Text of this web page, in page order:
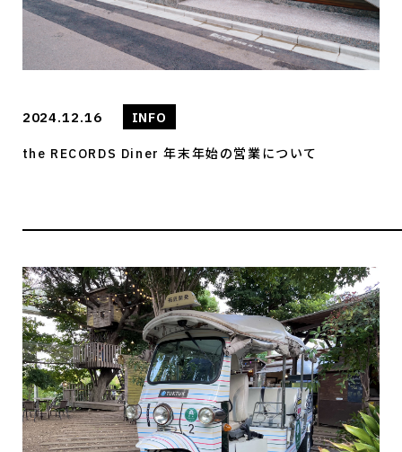
2024.12.16 INFO
the RECORDS Diner 年末年始の営業について